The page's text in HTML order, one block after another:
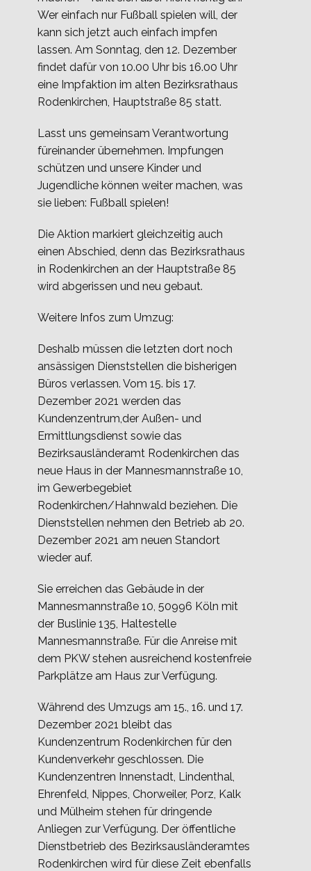
Wer einfach nur Fußball spielen will, der
kann sich jetzt auch einfach impfen
lassen. Am Sonntag, den 12. Dezember
findet dafür von 10.00 Uhr bis 16.00 Uhr
eine Impfaktion im alten Bezirksrathaus
Rodenkirchen, Hauptstraße 85 statt.
Lasst uns gemeinsam Verantwortung
füreinander übernehmen. Impfungen
schützen und unsere Kinder und
Jugendliche können weiter machen, was
sie lieben: Fußball spielen!
Die Aktion markiert gleichzeitig auch
einen Abschied, denn das Bezirksrathaus
in Rodenkirchen an der Hauptstraße 85
wird abgerissen und neu gebaut.
Weitere Infos zum Umzug:
Deshalb müssen die letzten dort noch
ansässigen Dienststellen die bisherigen
Büros verlassen. Vom 15. bis 17.
Dezember 2021 werden das
Kundenzentrum,der Außen- und
Ermittlungsdienst sowie das
Bezirksausländeramt Rodenkirchen das
neue Haus in der Mannesmannstraße 10,
im Gewerbegebiet
Rodenkirchen/Hahnwald beziehen. Die
Dienststellen nehmen den Betrieb ab 20.
Dezember 2021 am neuen Standort
wieder auf.
Sie erreichen das Gebäude in der
Mannesmannstraße 10, 50996 Köln mit
der Buslinie 135, Haltestelle
Mannesmannstraße. Für die Anreise mit
dem PKW stehen ausreichend kostenfreie
Parkplätze am Haus zur Verfügung.
Während des Umzugs am 15., 16. und 17.
Dezember 2021 bleibt das
Kundenzentrum Rodenkirchen für den
Kundenverkehr geschlossen. Die
Kundenzentren Innenstadt, Lindenthal,
Ehrenfeld, Nippes, Chorweiler, Porz, Kalk
und Mülheim stehen für dringende
Anliegen zur Verfügung. Der öffentliche
Dienstbetrieb des Bezirksausländeramtes
Rodenkirchen wird für diese Zeit ebenfalls